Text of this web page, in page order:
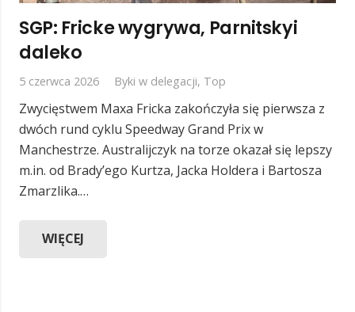
SGP: Fricke wygrywa, Parnitskyi
daleko
5 czerwca 2026 Byki w delegacji, Top
Zwycięstwem Maxa Fricka zakończyła się pierwsza z
dwóch rund cyklu Speedway Grand Prix w
Manchestrze. Australijczyk na torze okazał się lepszy
m.in. od Brady’ego Kurtza, Jacka Holdera i Bartosza
Zmarzlika.…
WIĘCEJ